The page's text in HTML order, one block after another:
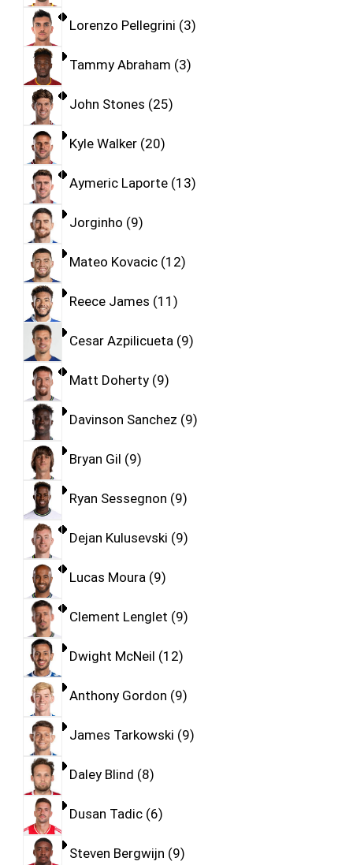
Lorenzo Pellegrini 3
Tammy Abraham 3
John Stones 25
Kyle Walker 20
Aymeric Laporte 13
Jorginho 9
Mateo Kovacic 12
Reece James 11
Cesar Azpilicueta 9
Matt Doherty 9
Davinson Sanchez 9
Bryan Gil 9
Ryan Sessegnon 9
Dejan Kulusevski 9
Lucas Moura 9
Clement Lenglet 9
Dwight McNeil 12
Anthony Gordon 9
James Tarkowski 9
Daley Blind 8
Dusan Tadic 6
Steven Bergwijn 9